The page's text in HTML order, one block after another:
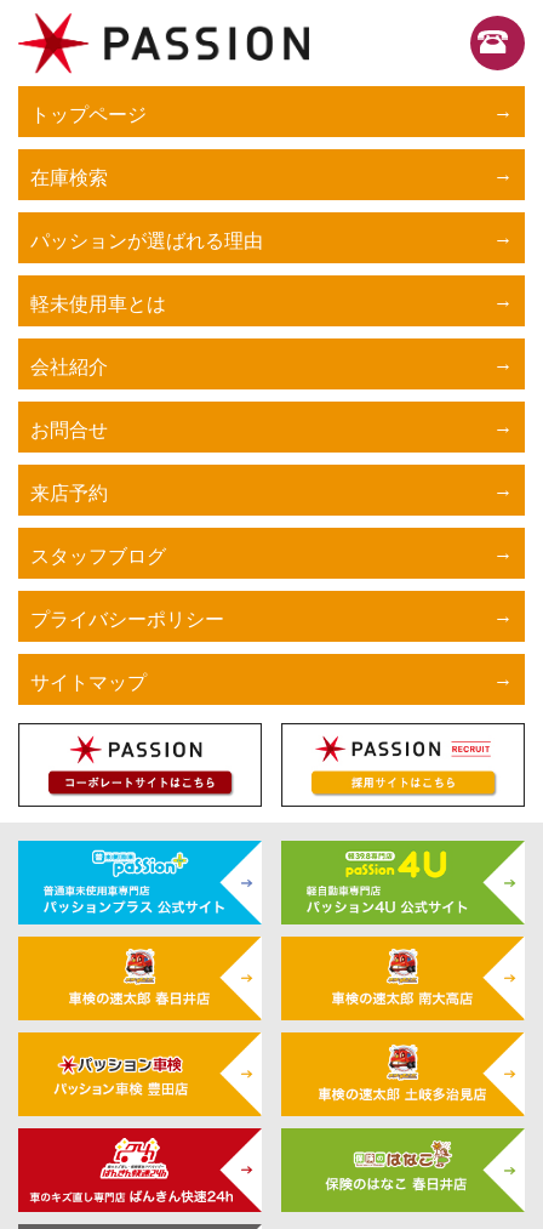
トップページ
在庫検索
パッションが選ばれる理由
軽未使用車とは
会社紹介
お問合せ
来店予約
スタッフブログ
プライバシーポリシー
サイトマップ